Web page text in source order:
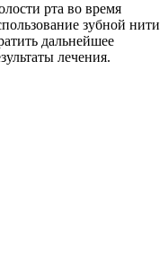
рта во время
зубной нити
дальнейшее
лечения.